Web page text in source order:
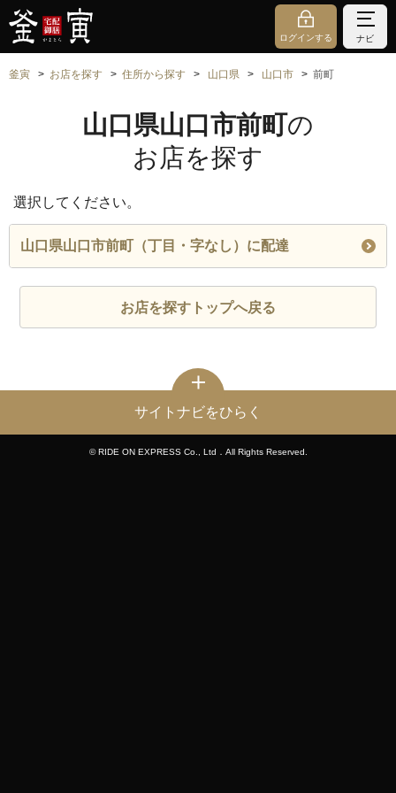
ログインする ナビ
釜寅 お店を探す 住所から探す 山口県 山口市 前町
山口県山口市前町の
お店を探す
選択してください。
山口県山口市前町（丁目・字なし）に配達
お店を探すトップへ戻る
サイトナビをひらく
© RIDE ON EXPRESS Co., Ltd．All Rights Reserved.